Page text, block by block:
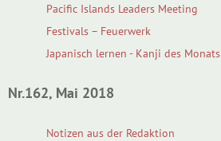
Pacific Islands Leaders Meeting
Festivals – Feuerwerk
Japanisch lernen - Kanji des Monats
Nr.162, Mai 2018
Notizen aus der Redaktion